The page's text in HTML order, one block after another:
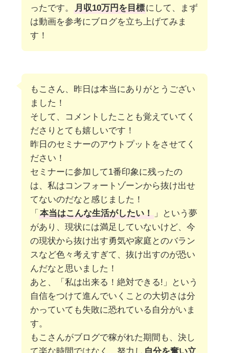
ったです。
月収10万円を目標にして、まず
は動画を参考にブログを立ち上げてみま
す！
もこさん、昨日は本当にありがとうござい
ました！
そして、コメントしたことも覚えていてく
ださりとても嬉しいです！
昨日のセミナーのアウトプットをさせてく
ださい！
セミナーに参加して1番印象に残ったの
は、私はコンフォートゾーンから抜け出せ
てないのだなと感じました！
「 本当はこんな生活がしたい！
」という夢
があり、現状には満足していないけど、今
の現状から抜け出す勇気や家庭とのバラン
スなど色々考えすぎて、抜け出すのが恐い
んだなと思いました！
あと、「私は出来る！絶対できる!」という
自信をつけて進んでいくことの大切さは分
かっていても失敗に恐れている自分がいま
す。
もこさんがブログで稼がれた期間も、決し